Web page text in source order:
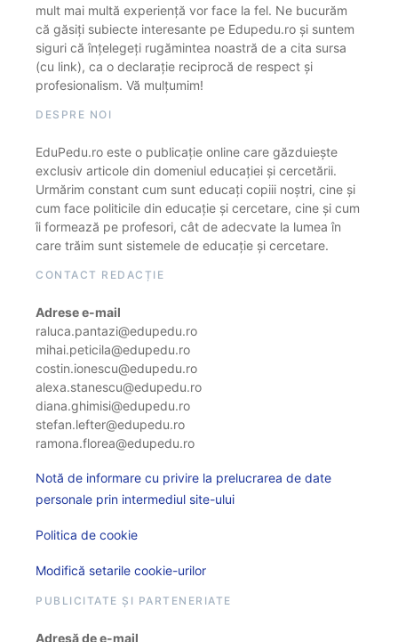
mult mai multă experiență vor face la fel. Ne bucurăm
că găsiți subiecte interesante pe Edupedu.ro și suntem
siguri că înțelegeți rugămintea noastră de a cita sursa
(cu link), ca o declarație reciprocă de respect și
profesionalism. Vă mulțumim!
DESPRE NOI
EduPedu.ro este o publicație online care găzduiește
exclusiv articole din domeniul educației și cercetării.
Urmărim constant cum sunt educați copiii noștri, cine și
cum face politicile din educație și cercetare, cine și cum
îi formează pe profesori, cât de adecvate la lumea în
care trăim sunt sistemele de educație și cercetare.
CONTACT REDACȚIE
Adrese e-mail
raluca.pantazi@edupedu.ro
mihai.peticila@edupedu.ro
costin.ionescu@edupedu.ro
alexa.stanescu@edupedu.ro
diana.ghimisi@edupedu.ro
stefan.lefter@edupedu.ro
ramona.florea@edupedu.ro
Notă de informare cu privire la prelucrarea de date
personale prin intermediul site-ului
Politica de cookie
Modifică setarile cookie-urilor
PUBLICITATE ȘI PARTENERIATE
Adresă de e-mail